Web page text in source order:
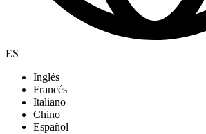
ES
Inglés
Francés
Italiano
Chino
Español